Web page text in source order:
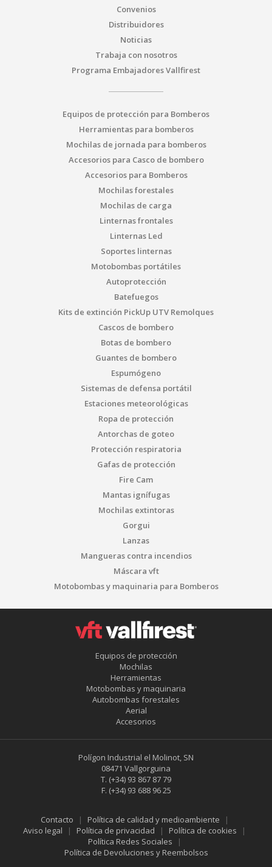
Convenios
Distribuidores
Noticias
Trabaja con nosotros
Programa Embajadores Vallfirest
Equipos de protección para Bomberos
Herramientas para bomberos
Mochilas de jornada para bomberos
Accesorios para Casco de bombero
Accesorios para Bomberos
Mochilas forestales
Mochilas de carga
Linternas frontales
Linternas Led
Soportes linternas
Motobombas portátiles
Autoprotección
Batefuegos
Kits de extinción PickUp UTV Remolques
Cascos de bombero
Botas de bombero
Guantes de bombero
Espumógeno
Sistemas de defensa portátil
Estaciones meteorológicas
Ropa de protección
Antorchas de goteo
Protección respiratoria
Gafas de protección
Fire Cam
Mantas ignífugas
Mochilas extintoras
Gorgui
Lanzas
Mangueras contra incendios
Máscara vft
Motobombas y maquinaria para Bomberos
Equipos de protección
Mochilas
Herramientas
Motobombas y maquinaria
Autobombas forestales
Aerial
Accesorios
Polígon Industrial el Molinot, SN
08471 Vallgorguina
T. (+34) 93 867 87 79
F. (+34) 93 688 96 25
Contacto
Política de calidad y medioambiente
Aviso legal
Política de privacidad
Política de cookies
Política Redes Sociales
Política de Devoluciones y Reembolsos